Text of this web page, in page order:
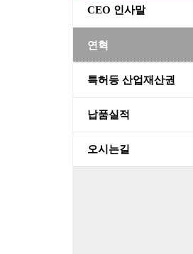
CEO 인사말
연혁
특허등 산업재산권
납품실적
오시는길